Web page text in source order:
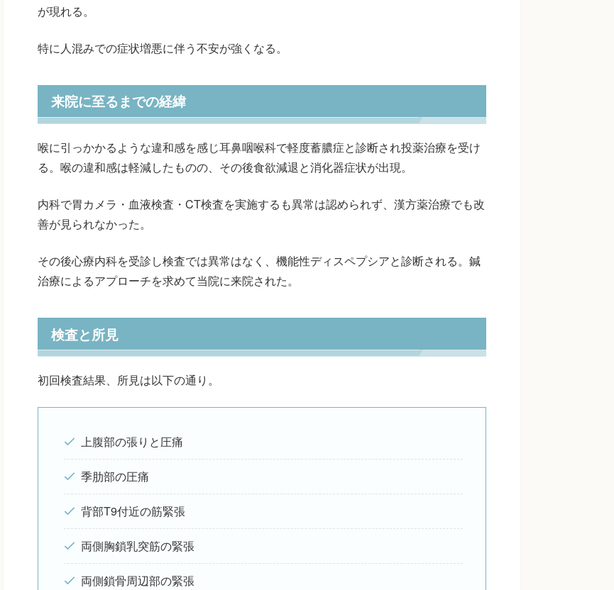
が現れる。
特に人混みでの症状増悪に伴う不安が強くなる。
来院に至るまでの経緯
喉に引っかかるような違和感を感じ耳鼻咽喉科で軽度蓄膿症と診断され投薬治療を受け
る。喉の違和感は軽減したものの、その後食欲減退と消化器症状が出現。
内科で胃カメラ・血液検査・CT検査を実施するも異常は認められず、漢方薬治療でも改
善が見られなかった。
その後心療内科を受診し検査では異常はなく、機能性ディスペプシアと診断される。鍼
治療によるアプローチを求めて当院に来院された。
検査と所見
初回検査結果、所見は以下の通り。
上腹部の張りと圧痛
季肋部の圧痛
背部T9付近の筋緊張
両側胸鎖乳突筋の緊張
両側鎖骨周辺部の緊張